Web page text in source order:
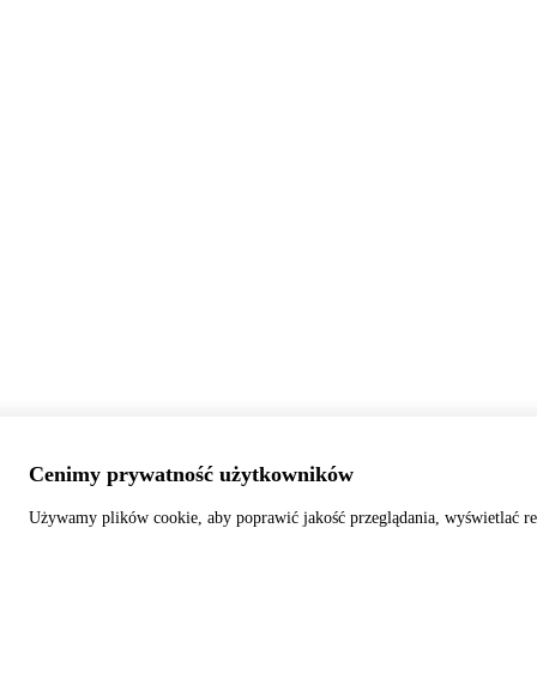
Cenimy prywatność użytkowników
Używamy plików cookie, aby poprawić jakość przeglądania, wyświetlać